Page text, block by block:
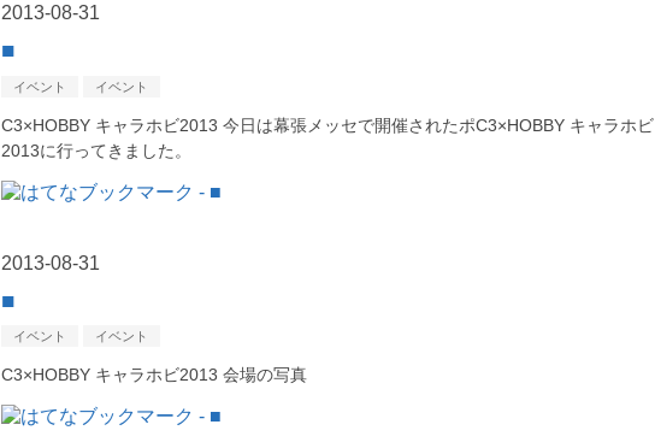
2013-08-31
■
イベント イベント
C3×HOBBY キャラホビ2013 今日は幕張メッセで開催されたポC3×HOBBY キャラホビ
2013に行ってきました。
2013-08-31
■
イベント イベント
C3×HOBBY キャラホビ2013 会場の写真